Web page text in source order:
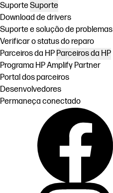
SuporteSuporte
Download de drivers
Suporte e solução de problemas
Verificar o status do reparo
Parceiros da HP Parceiros da HP
Programa HP Amplify Partner
Portal dos parceiros
Desenvolvedores
Permaneça conectado